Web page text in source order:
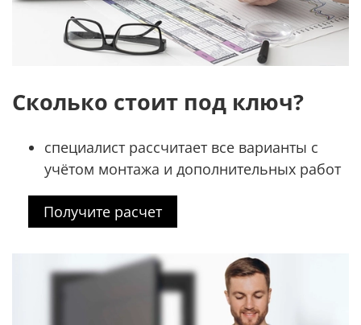
Сколько стоит под ключ?
специалист рассчитает все варианты с
учётом монтажа и дополнительных работ
Получите расчет